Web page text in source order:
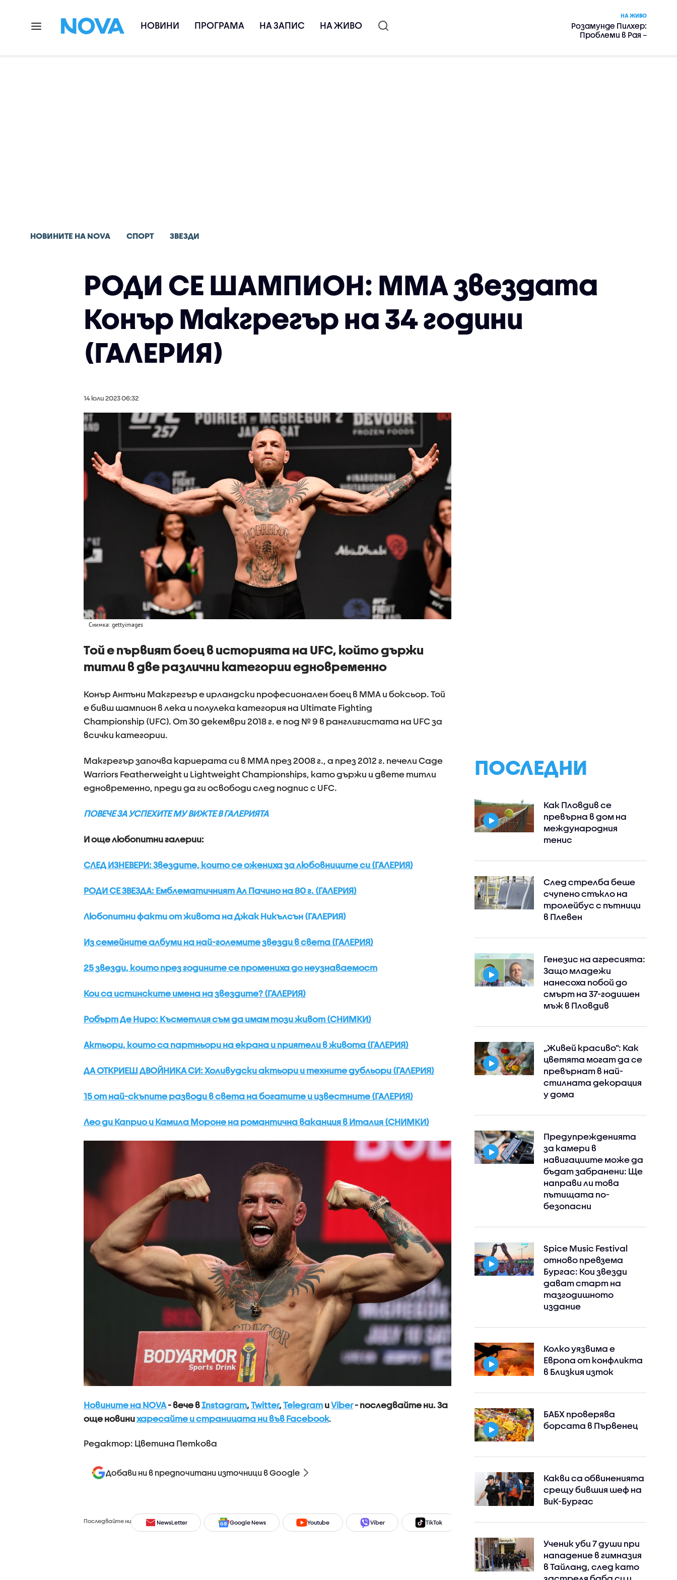
НОВИНИ ПРОГРАМА НА ЗАПИС НА ЖИВО
НА ЖИВО
Розамунде Пилхер:
Проблеми в Рая –
НОВИНИТЕ НА NOVA СПОРТ ЗВЕЗДИ
РОДИ СЕ ШАМПИОН: ММА звездата
Конър Макгрегър на 34 години
(ГАЛЕРИЯ)
14 юли 2023 06:32
Снимка: gettyimages
Той е първият боец в историята на UFC, който държи
титли в две различни категории едновременно
Конър Антъни Макгрегър е ирландски професионален боец в ММА и боксьор. Той
е бивш шампион в лека и полулека категория на Ultimate Fighting
Championship (UFC). От 30 декември 2018 г. е под № 9 в ранглигистата на UFC за
всички категории.
Макгрегър започва кариерата си в MMA през 2008 г., а през 2012 г. печели Cage
Warriors Featherweight и Lightweight Championships, като държи и двете титли
едновременно, преди да ги освободи след подпис с UFC.
ПОВЕЧЕ ЗА УСПЕХИТЕ МУ ВИЖТЕ В ГАЛЕРИЯТА
И още любопитни галерии:
СЛЕД ИЗНЕВЕРИ: Звездите, които се ожениха за любовниците си (ГАЛЕРИЯ)
РОДИ СЕ ЗВЕЗДА: Емблематичният Ал Пачино на 80 г. (ГАЛЕРИЯ)
Любопитни факти от живота на Джак Никълсън (ГАЛЕРИЯ)
Из семейните албуми на най-големите звезди в света (ГАЛЕРИЯ)
25 звезди, които през годините се промениха до неузнаваемост
Кои са истинските имена на звездите? (ГАЛЕРИЯ)
Робърт Де Ниро: Късметлия съм да имам този живот (СНИМКИ)
Актьори, които са партньори на екрана и приятели в живота (ГАЛЕРИЯ)
ДА ОТКРИЕШ ДВОЙНИКА СИ: Холивудски актьори и техните дубльори (ГАЛЕРИЯ)
15 от най-скъпите разводи в света на богатите и известните (ГАЛЕРИЯ)
Лео ди Каприо и Камила Мороне на романтична ваканция в Италия (СНИМКИ)
Новините на NOVA- вече вInstagram, Twitter, TelegramиViber- последвайте ни.За
още новинихаресайте и страницата ни във Facebook.
Редактор: Цветина Петкова
Добави ни в предпочитани източници в Google
Последвайте ни NewsLetter Google News Youtube Viber TikTok Instagram Facebook
ПОСЛЕДНИ
Как Пловдив се
превърна в дом на
международния
тенис
След стрелба беше
счупено стъкло на
тролейбус с пътници
в Плевен
Генезис на агресията:
Защо младежи
нанесоха побой до
смърт на 37-годишен
мъж в Пловдив
„Живей красиво”: Как
цветята могат да се
превърнат в най-
стилната декорация
у дома
Предупрежденията
за камери в
навигациите може да
бъдат забранени: Ще
направи ли това
пътищата по-
безопасни
Spice Music Festival
отново превзема
Бургас: Кои звезди
дават старт на
тазгодишното
издание
Колко уязвима е
Европа от конфликта
в Близкия изток
БАБХ проверява
борсата в Първенец
Какви са обвиненията
срещу бившия шеф на
ВиК-Бургас
Ученик уби 7 души при
нападение в гимназия
в Тайланд, след като